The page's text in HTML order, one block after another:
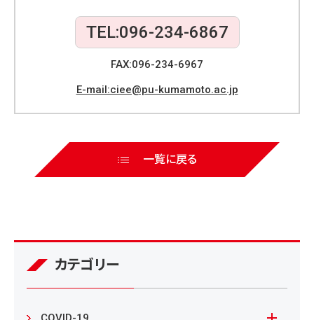
o
k
TEL:096-234-6867
FAX:096-234-6967
E-mail:ciee@pu-kumamoto.ac.jp
一覧に戻る
カテゴリー